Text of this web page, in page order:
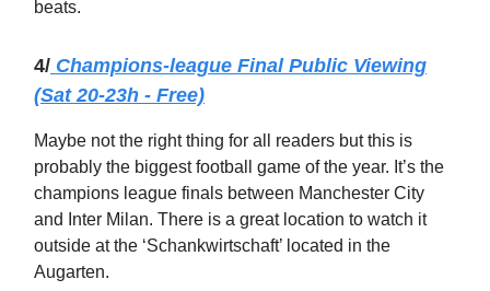
beats.
4/ Champions-league Final Public Viewing
(Sat 20-23h - Free)
Maybe not the right thing for all readers but this is
probably the biggest football game of the year. It’s the
champions league finals between Manchester City
and Inter Milan. There is a great location to watch it
outside at the ‘Schankwirtschaft’ located in the
Augarten.